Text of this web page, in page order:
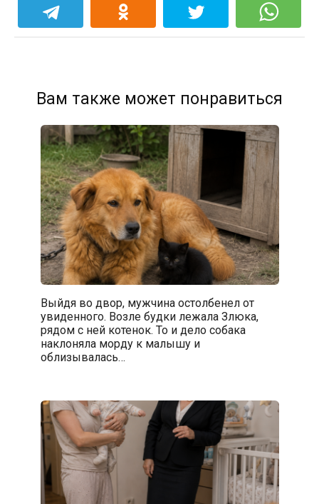
Вам также может понравиться
Выйдя во двор, мужчина остолбенел от
увиденного. Возле будки лежала Злюка,
рядом с ней котенок. То и дело собака
наклоняла морду к малышу и
облизывалась…